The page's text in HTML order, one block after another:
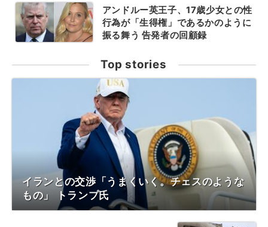
アンドルー英王子、17歳少女との性
行為が「生得権」であるかのように
振る舞う 告発者の回顧録
Top stories
イランとの交渉「うまくいく。チェスのような
もの」 トランプ氏